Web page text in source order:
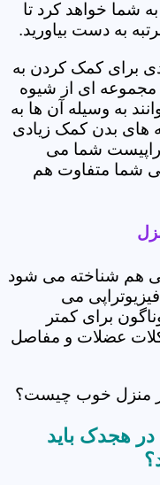
شما خواهد کرد تا
به دست بیاورید.
برای کمک کردن به
مجموعه ای از شیوه
به وسیله آن ها به
های بدن کمک زیادی
شما می
شما متفاوت هم
هم شناخته می شود
می
برای کمتر
عضلات و مفاصل
در منزل خوب چیست؟
در هجدک باید